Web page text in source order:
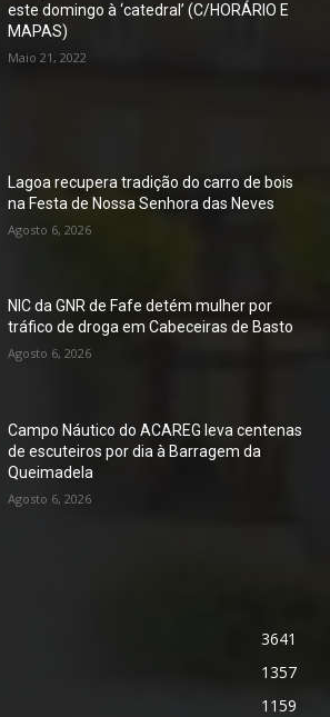
este domingo à ‘catedral’ (C/HORÁRIO E
MAPAS)
Maio 21, 2022
Lagoa recupera tradição do carro de bois
na Festa de Nossa Senhora das Neves
Agosto 6, 2026
NIC da GNR de Fafe detém mulher por
tráfico de droga em Cabeceiras de Basto
Agosto 6, 2026
Campo Náutico do ACAREG leva centenas
de escuteiros por dia à Barragem da
Queimadela
Agosto 6, 2026
3641
1357
1159